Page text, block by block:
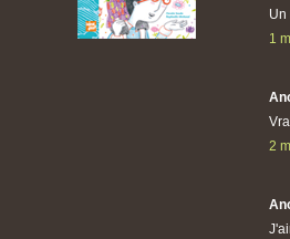
Un
1
2